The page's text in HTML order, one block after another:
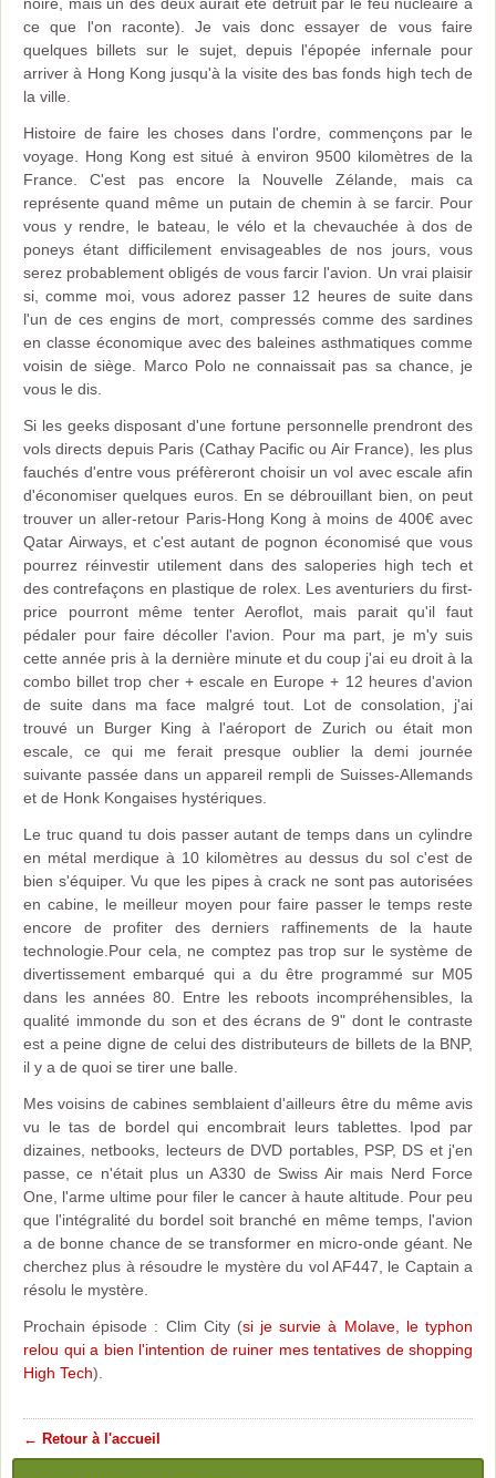
ce que l'on raconte). Je vais donc essayer de vous faire
quelques billets sur le sujet, depuis l'épopée infernale pour
arriver à Hong Kong jusqu'à la visite des bas fonds high tech de
la ville.
Histoire de faire les choses dans l'ordre, commençons par le
voyage. Hong Kong est situé à environ 9500 kilomètres de la
France. C'est pas encore la Nouvelle Zélande, mais ca
représente quand même un putain de chemin à se farcir. Pour
vous y rendre, le bateau, le vélo et la chevauchée à dos de
poneys étant difficilement envisageables de nos jours, vous
serez probablement obligés de vous farcir l'avion. Un vrai plaisir
si, comme moi, vous adorez passer 12 heures de suite dans
l'un de ces engins de mort, compressés comme des sardines
en classe économique avec des baleines asthmatiques comme
voisin de siège. Marco Polo ne connaissait pas sa chance, je
vous le dis.
Si les geeks disposant d'une fortune personnelle prendront des
vols directs depuis Paris (Cathay Pacific ou Air France), les plus
fauchés d'entre vous préfèreront choisir un vol avec escale afin
d'économiser quelques euros. En se débrouillant bien, on peut
trouver un aller-retour Paris-Hong Kong à moins de 400€ avec
Qatar Airways, et c'est autant de pognon économisé que vous
pourrez réinvestir utilement dans des saloperies high tech et
des contrefaçons en plastique de rolex. Les aventuriers du first-
price pourront même tenter Aeroflot, mais parait qu'il faut
pédaler pour faire décoller l'avion. Pour ma part, je m'y suis
cette année pris à la dernière minute et du coup j'ai eu droit à la
combo billet trop cher + escale en Europe + 12 heures d'avion
de suite dans ma face malgré tout. Lot de consolation, j'ai
trouvé un Burger King à l'aéroport de Zurich ou était mon
escale, ce qui me ferait presque oublier la demi journée
suivante passée dans un appareil rempli de Suisses-Allemands
et de Honk Kongaises hystériques.
Le truc quand tu dois passer autant de temps dans un cylindre
en métal merdique à 10 kilomètres au dessus du sol c'est de
bien s'équiper. Vu que les pipes à crack ne sont pas autorisées
en cabine, le meilleur moyen pour faire passer le temps reste
encore de profiter des derniers raffinements de la haute
technologie.Pour cela, ne comptez pas trop sur le système de
divertissement embarqué qui a du être programmé sur M05
dans les années 80. Entre les reboots incompréhensibles, la
qualité immonde du son et des écrans de 9" dont le contraste
est a peine digne de celui des distributeurs de billets de la BNP,
il y a de quoi se tirer une balle.
Mes voisins de cabines semblaient d'ailleurs être du même avis
vu le tas de bordel qui encombrait leurs tablettes. Ipod par
dizaines, netbooks, lecteurs de DVD portables, PSP, DS et j'en
passe, ce n'était plus un A330 de Swiss Air mais Nerd Force
One, l'arme ultime pour filer le cancer à haute altitude. Pour peu
que l'intégralité du bordel soit branché en même temps, l'avion
a de bonne chance de se transformer en micro-onde géant. Ne
cherchez plus à résoudre le mystère du vol AF447, le Captain a
résolu le mystère.
Prochain épisode : Clim City (si je survie à Molave, le typhon
relou qui a bien l'intention de ruiner mes tentatives de shopping
High Tech).
← Retour à l'accueil